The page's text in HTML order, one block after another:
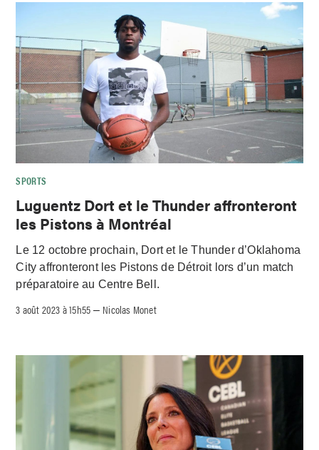
SPORTS
Luguentz Dort et le Thunder affronteront
les Pistons à Montréal
Le 12 octobre prochain, Dort et le Thunder d’Oklahoma
City affronteront les Pistons de Détroit lors d’un match
préparatoire au Centre Bell.
3 août 2023 à 15h55 – Nicolas Monet